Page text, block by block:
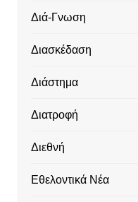
Διά-Γνωση
Διασκέδαση
Διάστημα
Διατροφή
Διεθνή
Εθελοντικά Νέα